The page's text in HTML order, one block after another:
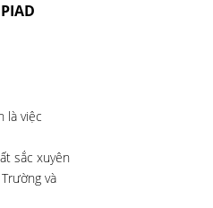
là việc
sắc xuyên
và